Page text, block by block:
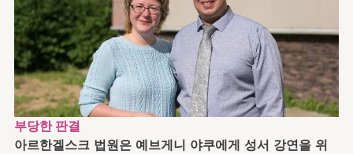
부당한 판결
아르한겔스크 법원은 예브게니 야쿠에게 성서 강연을 위